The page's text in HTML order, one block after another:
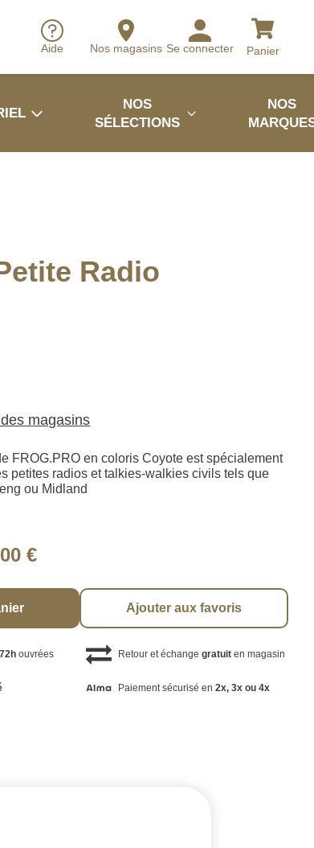
Aide Nos magasins Se connecter Panier
NOS
SÉLECTIONS
NOS
Radio
magasins
FROG.PRO en coloris Coyote est spécialement
petites radios et talkies-walkies civils tels que
ou Midland
€
Ajouter aux favoris
ouvrées Retour et échange gratuiten magasin
Paiement sécurisé en 2x, 3x ou 4x